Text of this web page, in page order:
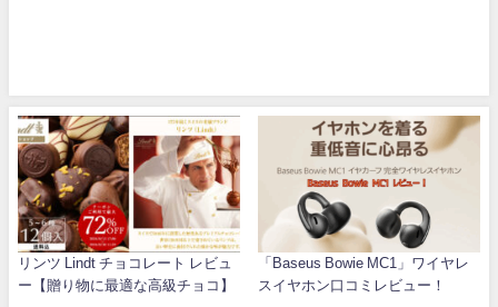
リンツ Lindt チョコレート レビュ
ー【贈り物に最適な高級チョコ】
「Baseus Bowie MC1」ワイヤレ
スイヤホン口コミレビュー！